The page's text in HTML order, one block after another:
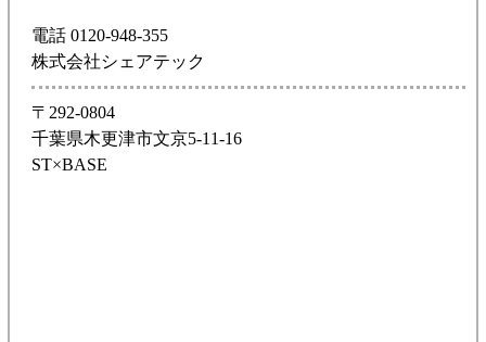
電話 0120-948-355
株式会社シェアテック
〒292-0804
千葉県木更津市文京5-11-16
ST×BASE